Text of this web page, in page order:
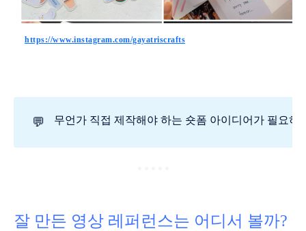
https://www.instagram.com/gayatriscrafts
💬 무언가 직접 제작해야 하는 숏폼 아이디어가 필요하
잘 만든 영상 레퍼런스는 어디서 볼까?